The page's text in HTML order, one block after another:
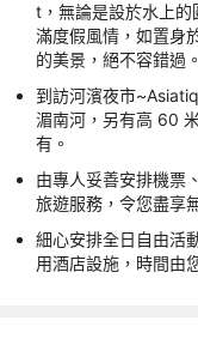
t，無論是設於水上的
滿度假風情，如置身
的美景，絕不容錯過。
到訪河濱夜市
湄南河，另有高 60
有。
由專人妥善安排機票
旅遊服務，令您盡享
細心安排全日自由活
用酒店設施，時間由